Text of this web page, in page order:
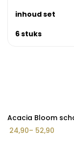
inhoud set
6 stuks
Acacia Bloom
24,90– 52,90
Prijsklasse: